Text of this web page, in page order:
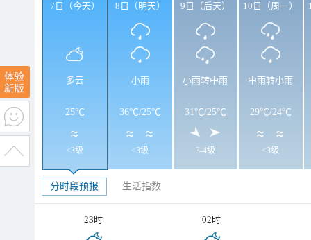
7日（今天）
多云
25℃
<3级
8日（明天）
小雨
36℃/25℃
<3级
9日（后天）
小雨转中雨
31℃/25℃
3-4级
10日（周一）
中雨转小雨
29℃/24℃
<3级
分时段预报 生活指数
23时 02时